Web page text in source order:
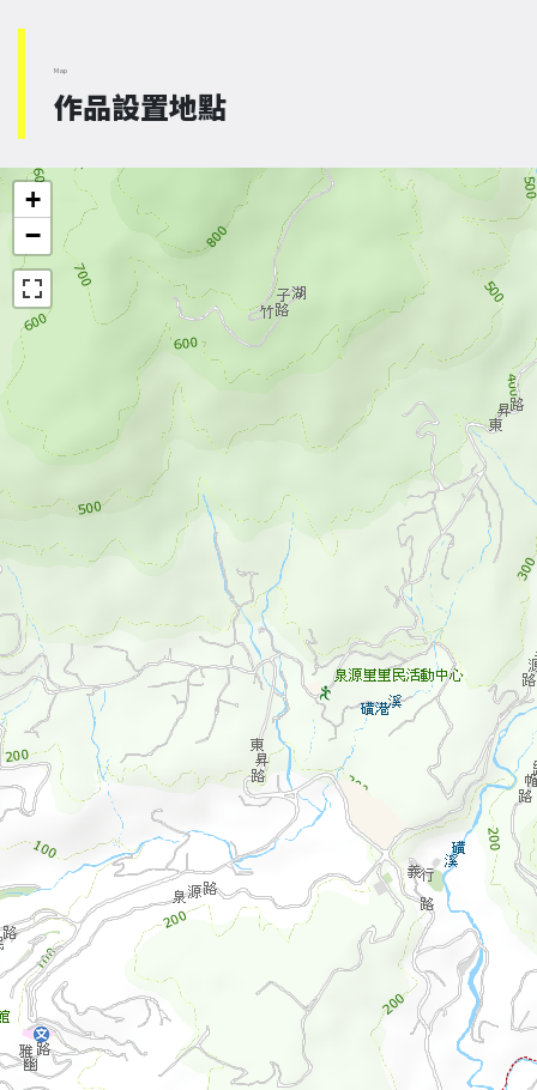
Map
作品設置地點
+
−